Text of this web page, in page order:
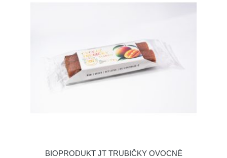
BIOPRODUKT JT TRUBIČKY OVOCNÉ